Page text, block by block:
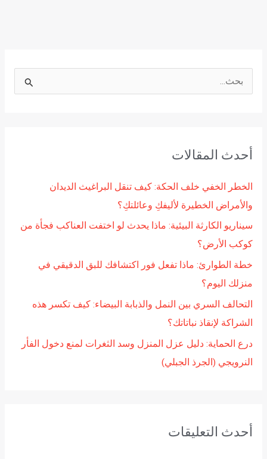
ث
أحدث المقالات
الخطر الخفي خلف الحكة: كيف تنقل البراغيث الديدان
والأمراض الخطيرة لأليفكِ وعائلتكِ؟
سيناريو الكارثة البيئية: ماذا يحدث لو اختفت العناكب فجأة من
كوكب الأرض؟
خطة الطوارئ: ماذا تفعل فور اكتشافك للبق الدقيقي في
منزلك اليوم؟
التحالف السري بين النمل والذبابة البيضاء: كيف تكسر هذه
الشراكة لإنقاذ نباتاتك؟
درع الحماية: دليل عزل المنزل وسد الثغرات لمنع دخول الفأر
النرويجي (الجرذ الجبلي)
أحدث التعليقات